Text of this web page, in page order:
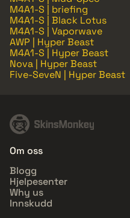
M4A1-S | briefing
M4A1-S | Black Lotus
M4A1-S | Vaporwave
AWP | Hyper Beast
M4A1-S | Hyper Beast
Nova | Hyper Beast
Five-SeveN | Hyper Beast
Om oss
Blogg
Hjelpesenter
Why us
Innskudd